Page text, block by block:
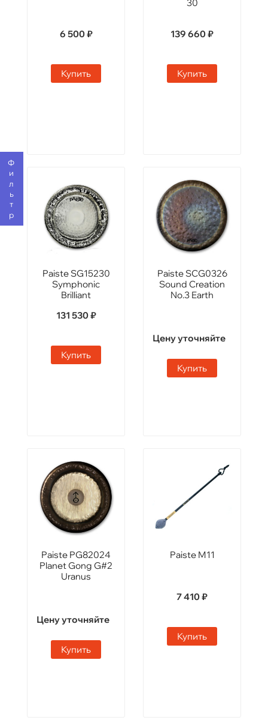
Фильтр
6 500 ₽
Купить
30
139 660 ₽
Купить
Paiste SG15230
Symphonic
Brilliant
131 530 ₽
Купить
Paiste SCG0326
Sound Creation
No.3 Earth
Цену уточняйте
Купить
Paiste PG82024
Planet Gong G#2
Uranus
Цену уточняйте
Купить
Paiste M11
7 410 ₽
Купить